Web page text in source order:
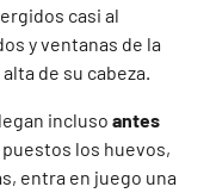
casi al
y ventanas de la
de su cabeza.
incluso antes
puestos los huevos,
entra en juego una